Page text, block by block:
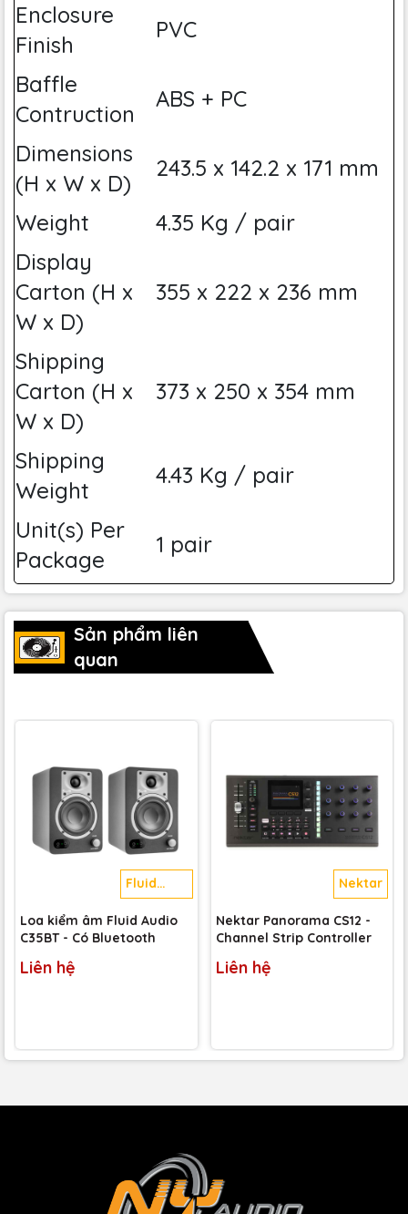
Enclosure
Finish
PVC
Baffle
Contruction
ABS + PC
Dimensions
(H x W x D)
243.5 x 142.2 x 171 mm
Weight
4.35 Kg / pair
Display
Carton (H x
W x D)
355 x 222 x 236 mm
Shipping
Carton (H x
W x D)
373 x 250 x 354 mm
Shipping
Weight
4.43 Kg / pair
Unit(s) Per
Package
1 pair
Sản phẩm liên
quan
Fluid
Audio
Loa kiểm âm Fluid Audio
C35BT - Có Bluetooth
Liên hệ
Nektar
Nektar Panorama CS12 -
Channel Strip Controller
Liên hệ